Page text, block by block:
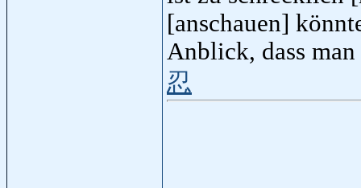
[anschauen]
Anblick, dass
忍